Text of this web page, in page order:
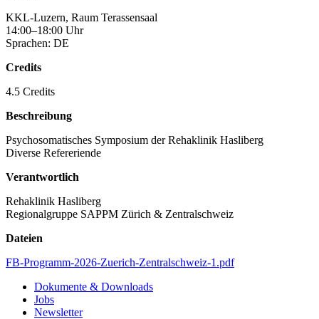
KKL-Luzern, Raum Terassensaal
14:00–18:00 Uhr
Sprachen: DE
Credits
4.5 Credits
Beschreibung
Psychosomatisches Symposium der Rehaklinik Hasliberg
Diverse Refereriende
Verantwortlich
Rehaklinik Hasliberg
Regionalgruppe SAPPM Zürich & Zentralschweiz
Dateien
FB-Programm-2026-Zuerich-Zentralschweiz-1.pdf
Dokumente & Downloads
Jobs
Newsletter